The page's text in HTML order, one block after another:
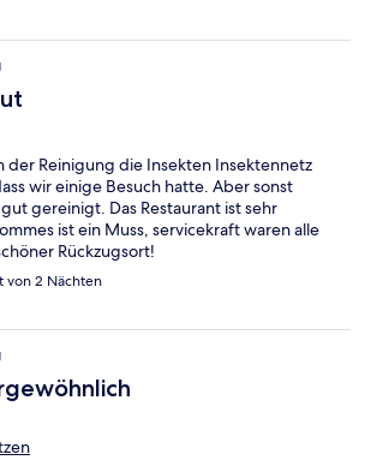
der Reinigung die Insekten Insektennetz
wir einige Besuch hatte. Aber sonst
gereinigt. Das Restaurant ist sehr
ist ein Muss, servicekraft waren alle
Rückzugsort!
von 2 Nächten